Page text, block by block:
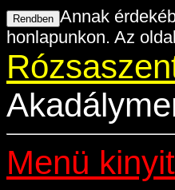
Annak
honlapunkon. Az
Menü